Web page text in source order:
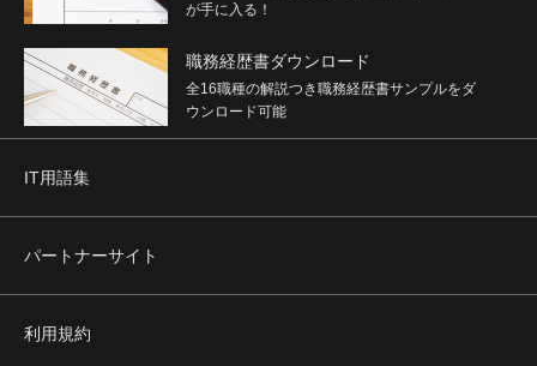
が手に入る！
職務経歴書ダウンロード
全16職種の解説つき職務経歴書サンプルをダ
ウンロード可能
IT用語集
パートナーサイト
利用規約